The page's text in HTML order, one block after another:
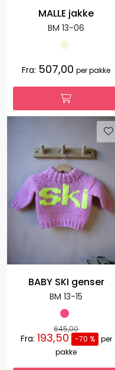
MALLE jakke
BM 13-06
Fra: 507,00 per pakke
BABY SKI genser
BM 13-15
645,00
Fra: 193,50 -70 %
per
pakke